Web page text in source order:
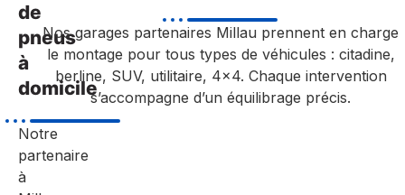
de
pneus
à
domicile
Notre
partenaire
à
Nos garages partenaires Millau prennent en charge
le montage pour tous types de véhicules : citadine,
berline, SUV, utilitaire, 4×4. Chaque intervention
s’accompagne d’un équilibrage précis.